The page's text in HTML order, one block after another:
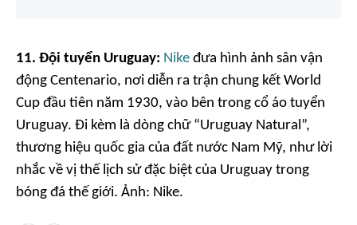
11. Đội tuyển Uruguay: Nike đưa hình ảnh sân vận
động Centenario, nơi diễn ra trận chung kết World
Cup đầu tiên năm 1930, vào bên trong cổ áo tuyển
Uruguay. Đi kèm là dòng chữ “Uruguay Natural”,
thương hiệu quốc gia của đất nước Nam Mỹ, như lời
nhắc về vị thế lịch sử đặc biệt của Uruguay trong
bóng đá thế giới. Ảnh: Nike.